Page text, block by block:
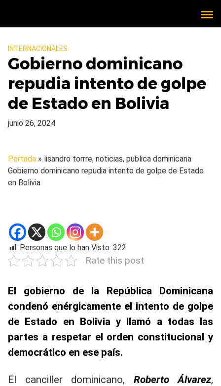
INTERNACIONALES
Gobierno dominicano
repudia intento de golpe
de Estado en Bolivia
junio 26, 2024
Portada » lisandro torrre, noticias, publica dominicana
Gobierno dominicano repudia intento de golpe de Estado
en Bolivia
Personas que lo han Visto: 322
Rate this post
El gobierno de la República Dominicana
condenó enérgicamente el intento de golpe
de Estado en Bolivia y llamó a todas las
partes a respetar el orden constitucional y
democrático en ese país.
El canciller dominicano, Roberto Álvarez,